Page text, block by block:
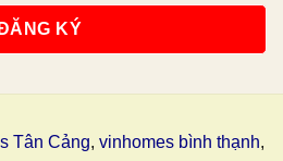
Tân Cảng, vinhomes bình thạnh,